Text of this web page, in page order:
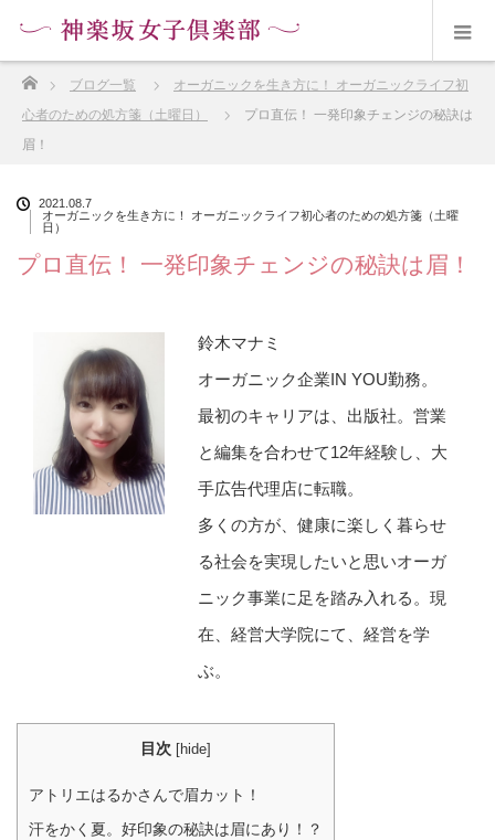
ブログ一覧
オーガニックを生き方に！ オーガニックライフ初
心者のための処方箋（土曜日）
プロ直伝！ 一発印象チェンジの秘訣は
眉！
2021.08.7
オーガニックを生き方に！ オーガニックライフ初心者のための処方箋（土曜
日）
プロ直伝！ 一発印象チェンジの秘訣は眉！
鈴木マナミ
オーガニック企業IN YOU勤務。
最初のキャリアは、出版社。営業
と編集を合わせて12年経験し、大
手広告代理店に転職。
多くの方が、健康に楽しく暮らせ
る社会を実現したいと思いオーガ
ニック事業に足を踏み入れる。現
在、経営大学院にて、経営を学
ぶ。
目次 [hide]
アトリエはるかさんで眉カット！
汗をかく夏。好印象の秘訣は眉にあり！？